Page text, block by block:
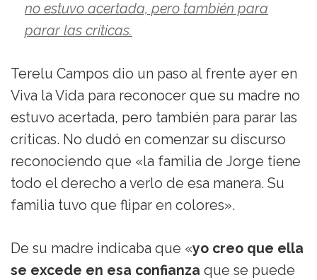
no estuvo acertada, pero también para
parar las críticas.
Terelu Campos dio un paso al frente ayer en
Viva la Vida para reconocer que su madre no
estuvo acertada, pero también para parar las
críticas. No dudó en comenzar su discurso
reconociendo que «la familia de Jorge tiene
todo el derecho a verlo de esa manera. Su
familia tuvo que flipar en colores».
De su madre indicaba que «yo creo que ella
se excede en esa confianza que se puede